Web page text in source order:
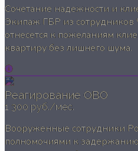
Сочетание надежности и
Экипаж ГБР из
отнесется к пожеланиям
квартиру без лишнего шума.
Реагирование ОВО
1 300 руб./мес.
Вооруженные сотрудники
полномочиями к